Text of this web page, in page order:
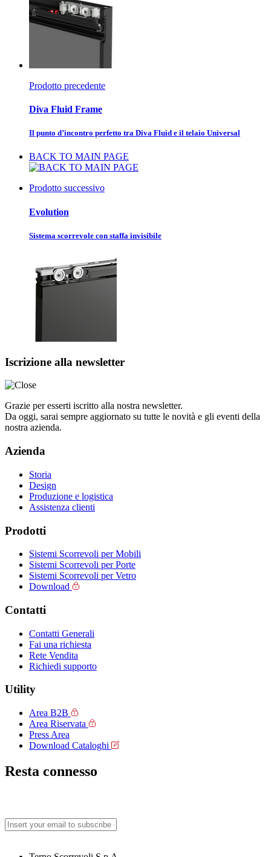
Prodotto precedente
Diva Fluid Frame
Il punto d’incontro perfetto tra Diva Fluid e il telaio Universal
BACK TO MAIN PAGE
Prodotto successivo
Evolution
Sistema scorrevole con staffa invisibile
Iscrizione alla newsletter
Grazie per esserti iscritto alla nostra newsletter.
Da oggi, sarai sempre aggiornato su tutte le novità e gli eventi della
nostra azienda.
Azienda
Storia
Design
Produzione e logistica
Assistenza clienti
Prodotti
Sistemi Scorrevoli per Mobili
Sistemi Scorrevoli per Porte
Sistemi Scorrevoli per Vetro
Download
Contatti
Contatti Generali
Fai una richiesta
Rete Vendita
Richiedi supporto
Utility
Area B2B
Area Riservata
Press Area
Download Cataloghi
Resta connesso